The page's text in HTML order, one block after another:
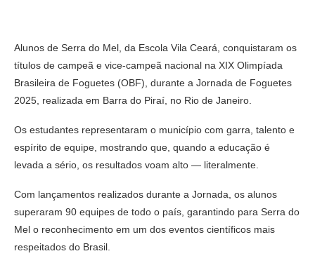
Alunos de Serra do Mel, da Escola Vila Ceará, conquistaram os
títulos de campeã e vice-campeã nacional na XIX Olimpíada
Brasileira de Foguetes (OBF), durante a Jornada de Foguetes
2025, realizada em Barra do Piraí, no Rio de Janeiro.
Os estudantes representaram o município com garra, talento e
espírito de equipe, mostrando que, quando a educação é
levada a sério, os resultados voam alto — literalmente.
Com lançamentos realizados durante a Jornada, os alunos
superaram 90 equipes de todo o país, garantindo para Serra do
Mel o reconhecimento em um dos eventos científicos mais
respeitados do Brasil.